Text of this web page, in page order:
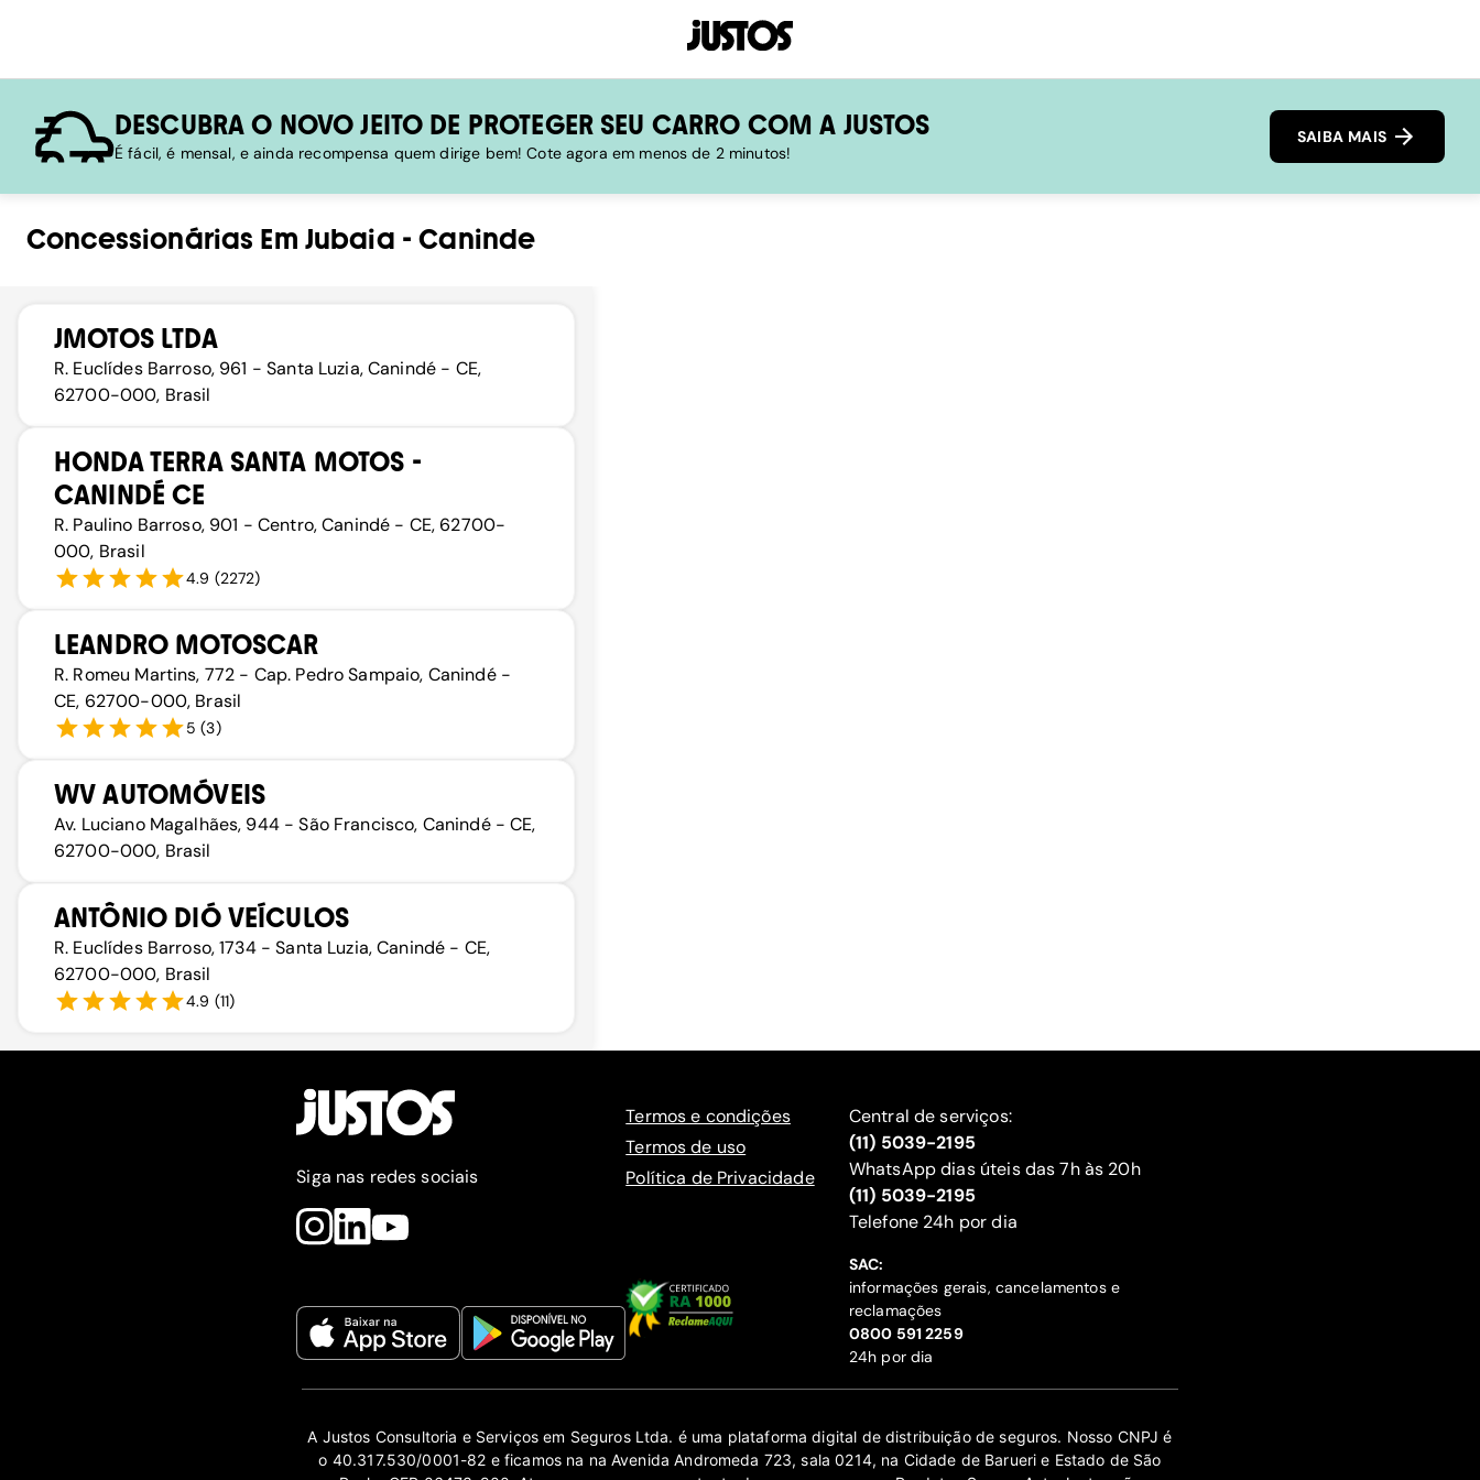
DESCUBRA O NOVO JEITO DE PROTEGER SEU CARRO COM A JUSTOS
É fácil, é mensal, e ainda recompensa quem dirige bem! Cote agora em menos de 2 minutos!
SAIBA MAIS
Concessionárias Em Jubaia -Caninde
JMOTOS LTDA
R. Euclídes Barroso, 961 - Santa Luzia, Canindé - CE,
62700-000, Brasil
HONDA TERRA SANTA MOTOS -
CANINDÉ CE
R. Paulino Barroso, 901 - Centro, Canindé - CE, 62700-
000, Brasil
4.9 (2272)
LEANDRO MOTOSCAR
R. Romeu Martins, 772 - Cap. Pedro Sampaio, Canindé -
CE, 62700-000, Brasil
5 (3)
WV AUTOMÓVEIS
Av. Luciano Magalhães, 944 - São Francisco, Canindé - CE,
62700-000, Brasil
ANTÔNIO DIÓ VEÍCULOS
R. Euclídes Barroso, 1734 - Santa Luzia, Canindé - CE,
62700-000, Brasil
4.9 (11)
Siga nas redes sociais
Termos e condições
Termos de uso
Política de Privacidade
Central de serviços:
(11) 5039-2195
WhatsApp dias úteis das 7h às 20h
(11) 5039-2195
‍Telefone 24h por dia
SAC:
informações gerais, cancelamentos e
reclamações
‍0800 591 2259
24h por dia
A Justos Consultoria e Serviços em Seguros Ltda. é uma plataforma digital de distribuição de seguros. Nosso CNPJ é
o 40.317.530/0001-82 e ficamos na na Avenida Andromeda 723, sala 0214, na Cidade de Barueri e Estado de São